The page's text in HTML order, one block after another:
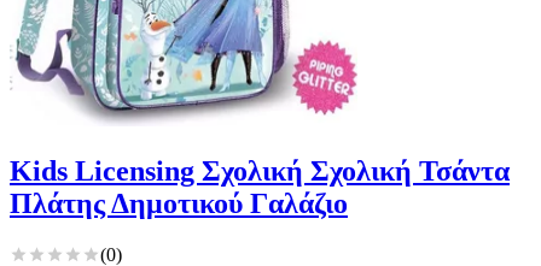
Kids Licensing Σχολική Σχολική Τσάντα
Πλάτης Δημοτικού Γαλάζιο
(0)